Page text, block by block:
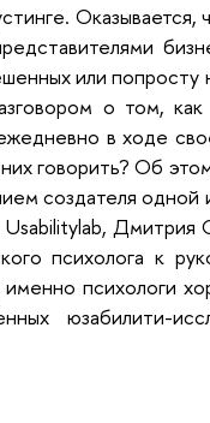
Оказывается,
или попросту
о том, как
в ходе
говорить? Об
создателя одной
Дмитрия
психолога к
психологи
юзабилити-